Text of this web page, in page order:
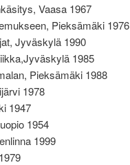
Vaasa 1967
Pieksämäki 1976
Jyväskylä 1990
1985
Pieksämäki 1988
1978
1947
1954
1999